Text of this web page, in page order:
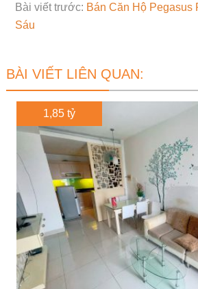
Bài viết trước: Bán Căn Hộ Pegasus
Sáu
BÀI VIẾT LIÊN QUAN:
1,85 tỷ